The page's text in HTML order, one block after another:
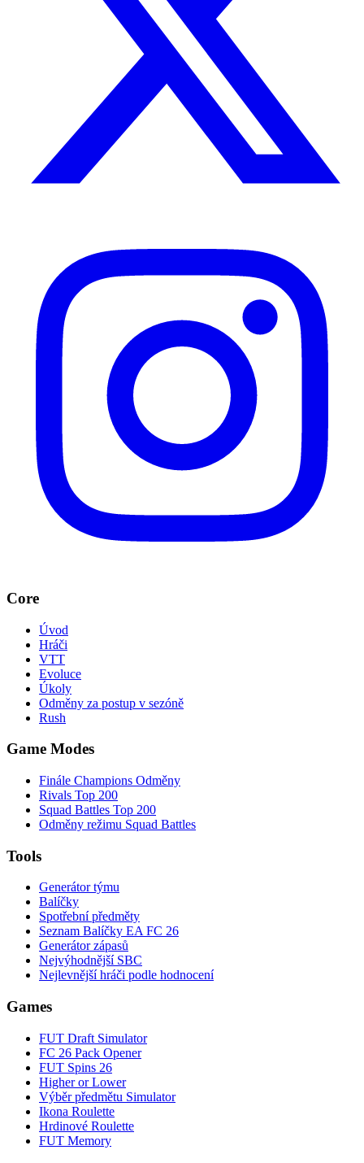
Core
Úvod
Hráči
VTT
Evoluce
Úkoly
Odměny za postup v sezóně
Rush
Game Modes
Finále Champions Odměny
Rivals Top 200
Squad Battles Top 200
Odměny režimu Squad Battles
Tools
Generátor týmu
Balíčky
Spotřební předměty
Seznam Balíčky EA FC 26
Generátor zápasů
Nejvýhodnější SBC
Nejlevnější hráči podle hodnocení
Games
FUT Draft Simulator
FC 26 Pack Opener
FUT Spins 26
Higher or Lower
Výběr předmětu Simulator
Ikona Roulette
Hrdinové Roulette
FUT Memory